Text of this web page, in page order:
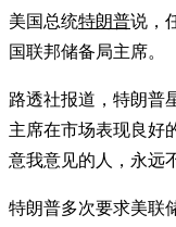
美国总统特朗普说，
国联邦储备局主席。
路透社报道，特朗普
主席在市场表现良好
意我意见的人，永远
特朗普多次要求美联